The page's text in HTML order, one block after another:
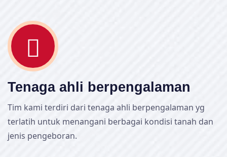
Tenaga ahli berpengalaman
Tim kami terdiri dari tenaga ahli berpengalaman yg
terlatih untuk menangani berbagai kondisi tanah dan
jenis pengeboran.